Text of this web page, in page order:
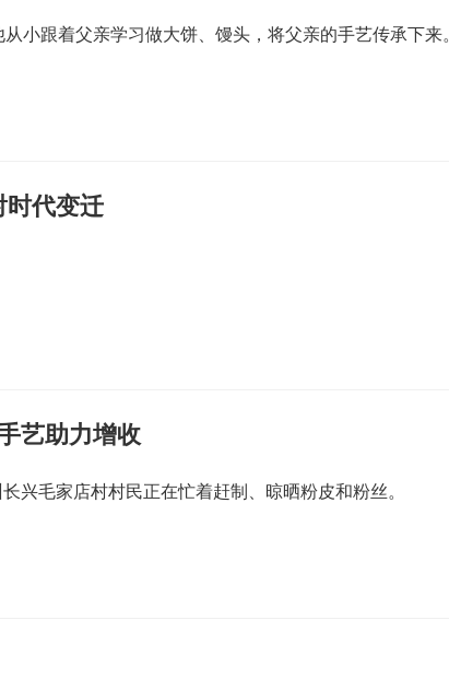
小跟着父亲学习做大饼、馒头，将父亲的手艺传承下来。
时代变迁
艺助力增收
兴毛家店村村民正在忙着赶制、晾晒粉皮和粉丝。